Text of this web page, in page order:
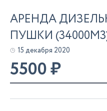
АРЕНДА
ПУШКИ
15 декабря 2020
5500₽